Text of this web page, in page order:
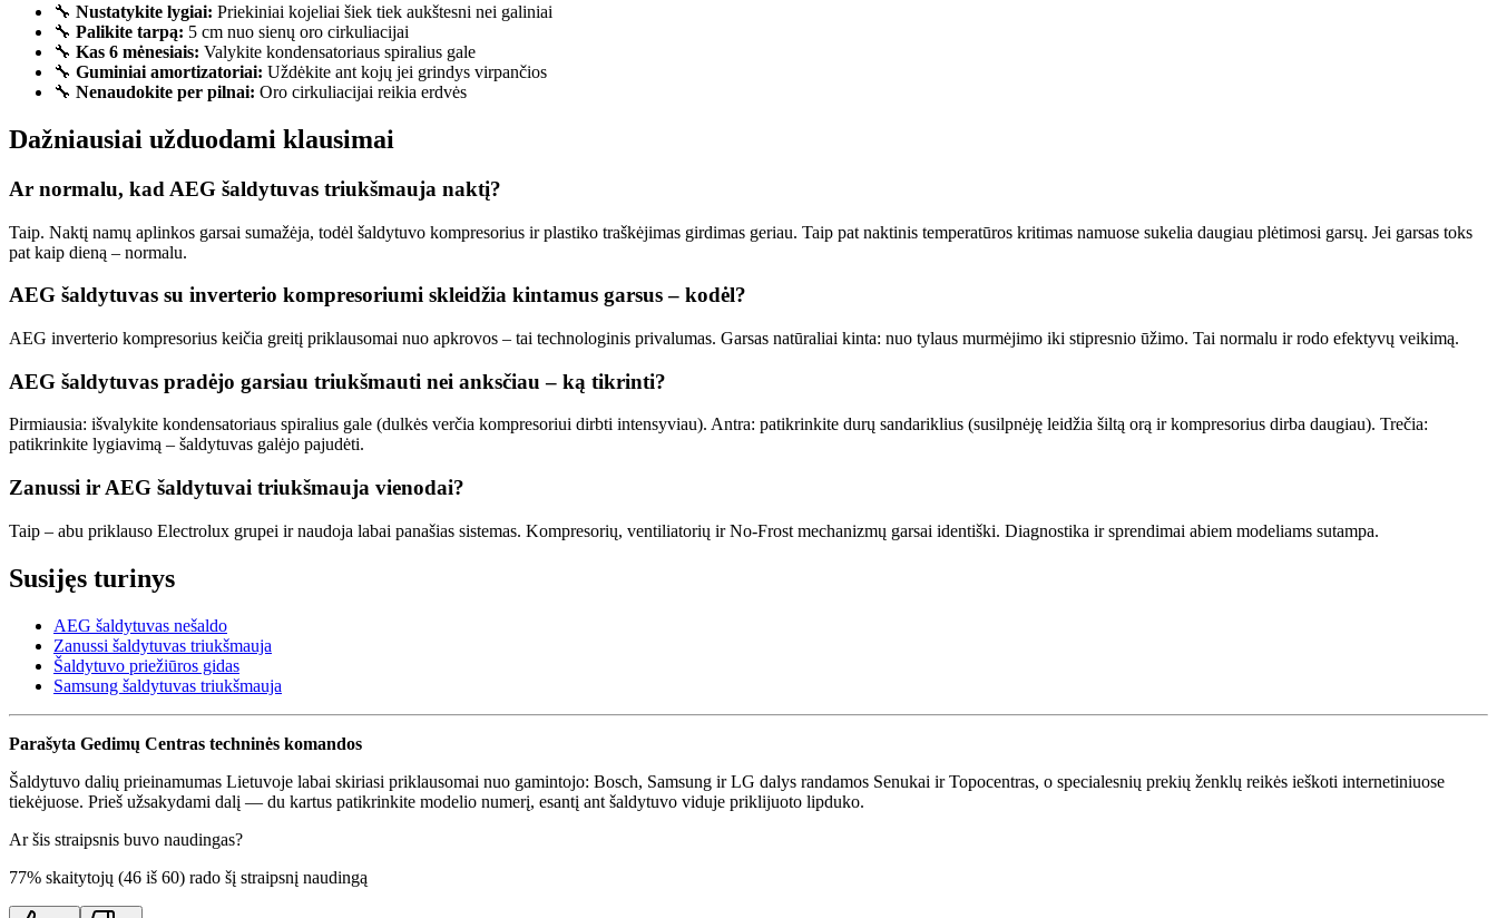
🔧 Nustatykite lygiai: Priekiniai kojeliai šiek tiek aukštesni nei galiniai
🔧 Palikite tarpą: 5 cm nuo sienų oro cirkuliacijai
🔧 Kas 6 mėnesiais: Valykite kondensatoriaus spiralius gale
🔧 Guminiai amortizatoriai: Uždėkite ant kojų jei grindys virpančios
🔧 Nenaudokite per pilnai: Oro cirkuliacijai reikia erdvės
Dažniausiai užduodami klausimai
Ar normalu, kad AEG šaldytuvas triukšmauja naktį?
Taip. Naktį namų aplinkos garsai sumažėja, todėl šaldytuvo kompresorius ir plastiko traškėjimas girdimas geriau. Taip pat naktinis temperatūros kritimas namuose sukelia daugiau plėtimosi garsų. Jei garsas toks
pat kaip dieną – normalu.
AEG šaldytuvas su inverterio kompresoriumi skleidžia kintamus garsus – kodėl?
AEG inverterio kompresorius keičia greitį priklausomai nuo apkrovos – tai technologinis privalumas. Garsas natūraliai kinta: nuo tylaus murmėjimo iki stipresnio ūžimo. Tai normalu ir rodo efektyvų veikimą.
AEG šaldytuvas pradėjo garsiau triukšmauti nei anksčiau – ką tikrinti?
Pirmiausia: išvalykite kondensatoriaus spiralius gale (dulkės verčia kompresoriui dirbti intensyviau). Antra: patikrinkite durų sandariklius (susilpnėję leidžia šiltą orą ir kompresorius dirba daugiau). Trečia:
patikrinkite lygiavimą – šaldytuvas galėjo pajudėti.
Zanussi ir AEG šaldytuvai triukšmauja vienodai?
Taip – abu priklauso Electrolux grupei ir naudoja labai panašias sistemas. Kompresorių, ventiliatorių ir No-Frost mechanizmų garsai identiški. Diagnostika ir sprendimai abiem modeliams sutampa.
Susijęs turinys
AEG šaldytuvas nešaldo
Zanussi šaldytuvas triukšmauja
Šaldytuvo priežiūros gidas
Samsung šaldytuvas triukšmauja
Parašyta Gedimų Centras techninės komandos
Šaldytuvo dalių prieinamumas Lietuvoje labai skiriasi priklausomai nuo gamintojo: Bosch, Samsung ir LG dalys randamos Senukai ir Topocentras, o specialesnių prekių ženklų reikės ieškoti internetiniuose
tiekėjuose. Prieš užsakydami dalį — du kartus patikrinkite modelio numerį, esantį ant šaldytuvo viduje priklijuoto lipduko.
Ar šis straipsnis buvo naudingas?
77% skaitytojų (46 iš 60) rado šį straipsnį naudingą